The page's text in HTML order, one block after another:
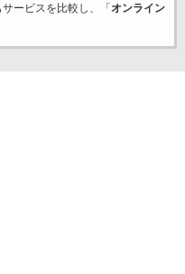
ービスを比較し、「オンライン